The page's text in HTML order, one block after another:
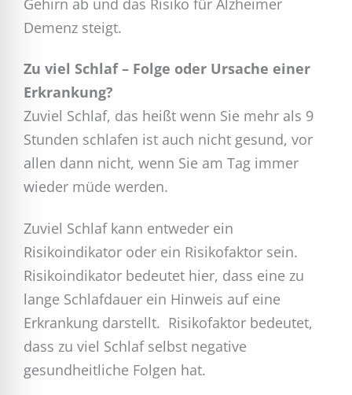
Demenz steigt.
Zu viel Schlaf – Folge oder Ursache einer
Erkrankung?
Zuviel Schlaf, das heißt wenn Sie mehr als 9
Stunden schlafen ist auch nicht gesund, vor
allen dann nicht, wenn Sie am Tag immer
wieder müde werden.
Zuviel Schlaf kann entweder ein
Risikoindikator oder ein Risikofaktor sein.
Risikoindikator bedeutet hier, dass eine zu
lange Schlafdauer ein Hinweis auf eine
Erkrankung darstellt. Risikofaktor bedeutet,
dass zu viel Schlaf selbst negative
gesundheitliche Folgen hat.